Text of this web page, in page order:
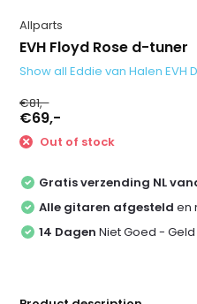
Allparts
EVH Floyd Rose d-tuner
Show all Eddie van Halen EVH
€81,-
€69,-
Out of stock
Gratis verzending NL
Alle gitaren afgesteld en
14 Dagen Niet Goed -